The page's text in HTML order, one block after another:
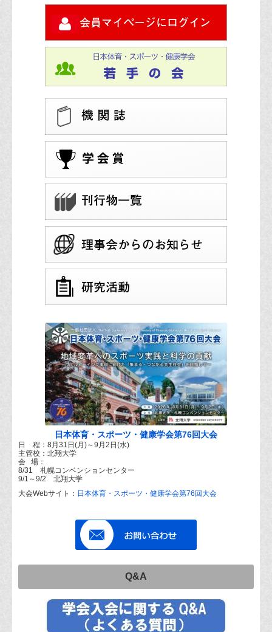
日本体育・スポーツ・健康学会第76回大会
日 程：8月31日(月)～9月2日(水)
主管校：北翔大学
会 場：
8/31 札幌コンベンションセンター
9/1～9/2 北翔大学
大会Webサイト： 日本体育・スポーツ・健康学会第76回大会
Q&A